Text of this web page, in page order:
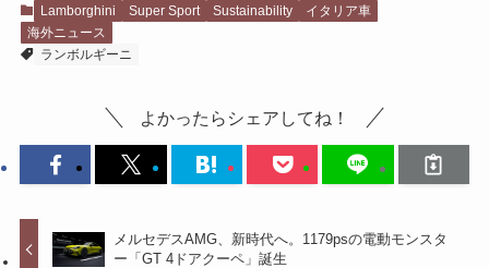
Lamborghini Super Sport Sustainability
イタリア車
海外ニュース
ランボルギーニ
よかったらシェアしてね！
メルセデスAMG、新時代へ。1179psの電動モンスタ
ー「GT 4ドアクーペ」誕生